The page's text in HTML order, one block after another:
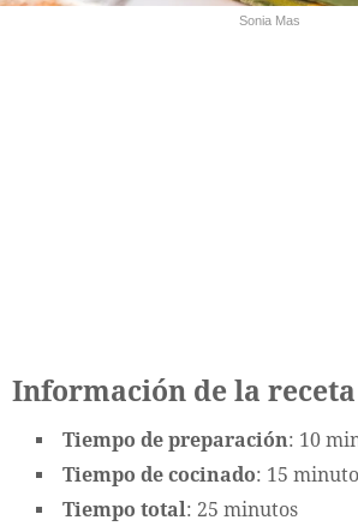
Sonia Mas
Información de la receta
Tiempo de preparación: 10
Tiempo de cocinado: 15
Tiempo total: 25 minutos